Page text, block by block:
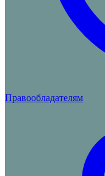
Правообладателям